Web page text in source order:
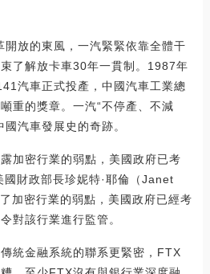
放的東風，一汽緊緊依靠全體干
了解放卡車30年一貫制。1987年
汽車正式投產，中國汽車工業總
重的獎章。一汽“不停產、不減
汽車發展史的奇跡。
加密行業的弱點，美國政府已考
財政部長珍妮特·耶倫（Janet
加密行業的弱點，美國政府已經考
對該行業進行監管。
統金融系統的聯系更緊密，FTX